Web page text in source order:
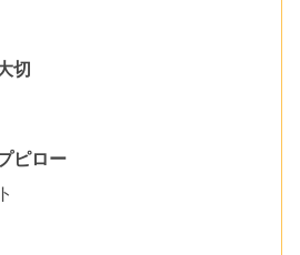
切
ピロー